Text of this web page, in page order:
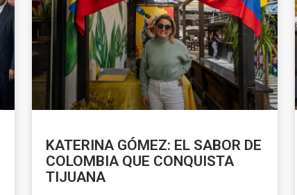
KATERINA GÓMEZ: EL SABOR DE
COLOMBIA QUE CONQUISTA
TIJUANA